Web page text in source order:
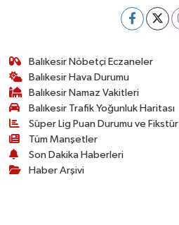
Balıkesir Nöbetçi Eczaneler
Balıkesir Hava Durumu
Balıkesir Namaz Vakitleri
Balıkesir Trafik Yoğunluk Haritası
Süper Lig Puan Durumu ve Fikstür
Tüm Manşetler
Son Dakika Haberleri
Haber Arşivi
TÜRKİYE
YAŞAM